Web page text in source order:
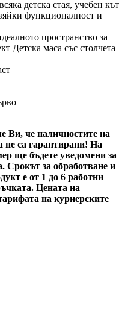
детска стая, учебен кът
функционалност и
пространство за
Детска маса със столчета
Ви, че наличностите на
не са гарантирани! На
ще бъдете уведомени за
Срокът за обработване и
е от 1 до 6 работни
Цената на
на куриерските